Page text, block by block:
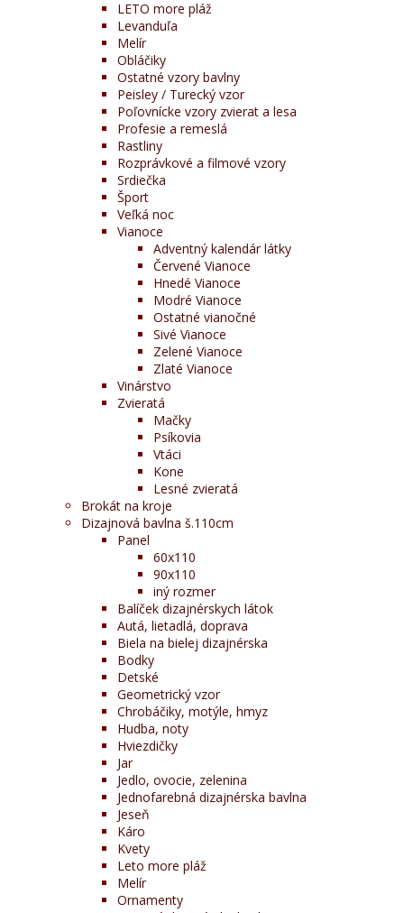
LETO more pláž
Levanduľa
Melír
Obláčiky
Ostatné vzory bavlny
Peisley / Turecký vzor
Poľovnícke vzory zvierat a lesa
Profesie a remeslá
Rastliny
Rozprávkové a filmové vzory
Srdiečka
Šport
Veľká noc
Vianoce
Adventný kalendár látky
Červené Vianoce
Hnedé Vianoce
Modré Vianoce
Ostatné vianočné
Sivé Vianoce
Zelené Vianoce
Zlaté Vianoce
Vinárstvo
Zvieratá
Mačky
Psíkovia
Vtáci
Kone
Lesné zvieratá
Brokát na kroje
Dizajnová bavlna š.110cm
Panel
60x110
90x110
iný rozmer
Balíček dizajnérskych látok
Autá, lietadlá, doprava
Biela na bielej dizajnérska
Bodky
Detské
Geometrický vzor
Chrobáčiky, motýle, hmyz
Hudba, noty
Hviezdičky
Jar
Jedlo, ovocie, zelenina
Jednofarebná dizajnérska bavlna
Jeseň
Káro
Kvety
Leto more pláž
Melír
Ornamenty